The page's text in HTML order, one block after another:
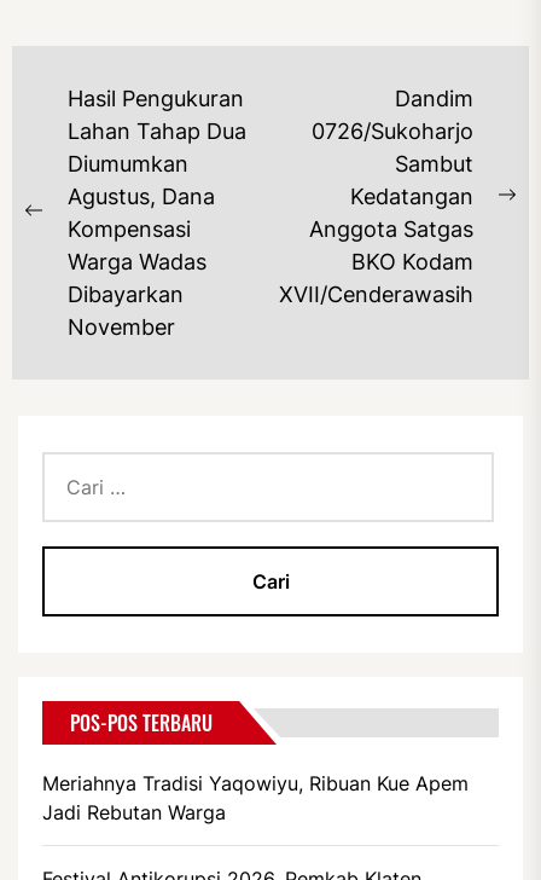
NAVIGASI
POS
Previous
post:
Hasil Pengukuran
Lahan Tahap Dua
Diumumkan
Agustus, Dana
Kompensasi
Warga Wadas
Dibayarkan
November
Dandim
0726/Sukoharjo
Sambut
Kedatangan
Anggota Satgas
BKO Kodam
XVII/Cenderawasih
untuk:
POS-POS TERBARU
Meriahnya Tradisi Yaqowiyu, Ribuan Kue Apem
Jadi Rebutan Warga